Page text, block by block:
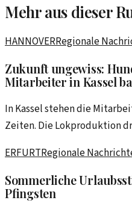
Mehr aus dieser
HANNOVERRegionale
Zukunft ungewiss:
Mitarbeiter in Kassel
In Kassel stehen die
Zeiten. Die Lokproduktion
geraten.
ERFURTRegionale
Sommerliche
Pfingsten